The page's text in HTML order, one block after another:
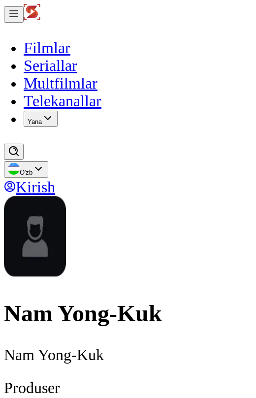
Filmlar
Seriallar
Multfilmlar
Telekanallar
Yana
O'zb
Kirish
Nam Yong-Kuk
Nam Yong-Kuk
Produser